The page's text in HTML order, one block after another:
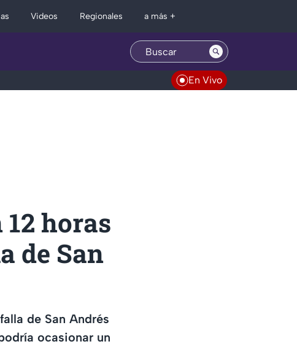
Videos Regionales a más +
En Vivo
horas
de San
de San Andrés
ocasionar un